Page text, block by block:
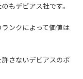
もデビアス社です。
ンクによって価値は
さないデビアスのポ